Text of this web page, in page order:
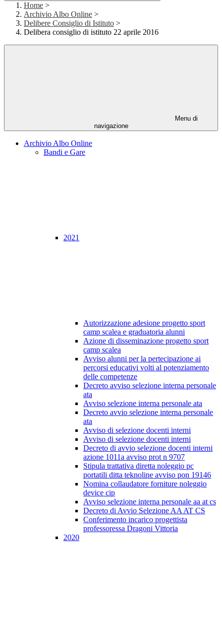
Home >
Archivio Albo Online >
Delibere Consiglio di Istituto >
Delibera consiglio di istituto 22 aprile 2016
Menu di
navigazione
Archivio Albo Online
Bandi e Gare
2021
Autorizzazione adesione progetto sport
camp scalea e graduatoria alunni
Azione di disseminazione progetto sport
camp scalea
Avviso alunni per la pertecipazione ai
percorsi educativi volti al potenziamento
delle competenze
Decreto avviso selezione interna personale
ata
Avviso selezione interna personale ata
Decreto avvio selezione interna personale
ata
Avviso di selezione docenti interni
Avviso di selezione docenti interni
Decreto di avvio selezione docenti interni
azione 1011a avviso prot n 9707
Stipula trattativa diretta noleggio pc
portatili ditta teknoline avviso pon 19146
Nomina collaudatore forniture noleggio
device cip
Avviso selezione interna personale aa at cs
Decreto di Avvio Selezione AA AT CS
Conferimento incarico progettista
professoressa Dragoni Vittoria
2020